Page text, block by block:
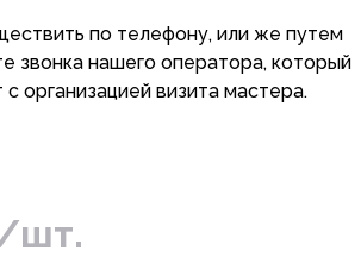
по телефону, или же путем
звонка нашего оператора, который
организацией визита мастера.
шт.